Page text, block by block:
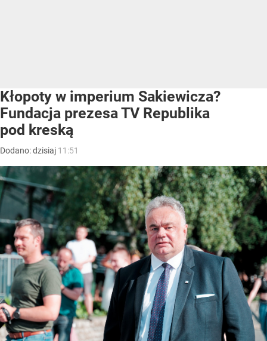
Kłopoty w imperium Sakiewicza?
Fundacja prezesa TV Republika
pod kreską
Dodano:dzisiaj 11:51